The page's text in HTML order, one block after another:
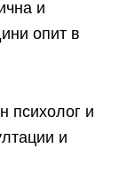
и
опит в
психолог и
и